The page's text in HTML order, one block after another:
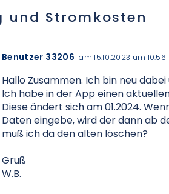
und Stromkosten
Benutzer 33206 am 15.10.2023 um 10:56
Hallo Zusammen. Ich bin neu
Ich habe in der App einen
Diese ändert sich am 01.2024.
Daten eingebe, wird der dann ab
muß ich da den alten löschen?
Gruß
W.B.